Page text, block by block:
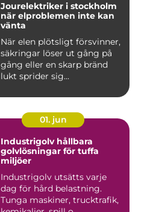
Jourelektriker i stockholm
när elproblemen inte kan
vänta
När elen plötsligt försvinner,
säkringar löser ut gång på
gång eller en skarp bränd
lukt sprider sig...
01. jun
Industrigolv hållbara
golvlösningar för tuffa
miljöer
Industrigolv utsätts varje
dag för hård belastning.
Tunga maskiner, trucktrafik,